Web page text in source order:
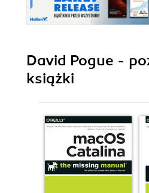
David Pogue -
książki